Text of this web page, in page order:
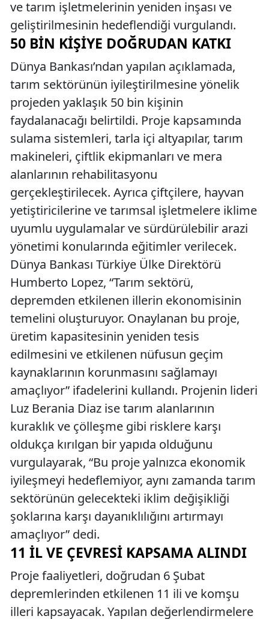
ve tarım işletmelerinin yeniden inşası ve
geliştirilmesinin hedeflendiği vurgulandı.
50 BIN KIŞIYE DOĞRUDAN KATKI
Dünya Bankası’ndan yapılan açıklamada,
tarım sektörünün iyileştirilmesine yönelik
projeden yaklaşık 50 bin kişinin
faydalanacağı belirtildi. Proje kapsamında
sulama sistemleri, tarla içi altyapılar, tarım
makineleri, çiftlik ekipmanları ve mera
alanlarının rehabilitasyonu
gerçekleştirilecek. Ayrıca çiftçilere, hayvan
yetiştiricilerine ve tarımsal işletmelere iklime
uyumlu uygulamalar ve sürdürülebilir arazi
yönetimi konularında eğitimler verilecek.
Dünya Bankası Türkiye Ülke Direktörü
Humberto Lopez, “Tarım sektörü,
depremden etkilenen illerin ekonomisinin
temelini oluşturuyor. Onaylanan bu proje,
üretim kapasitesinin yeniden tesis
edilmesini ve etkilenen nüfusun geçim
kaynaklarının korunmasını sağlamayı
amaçlıyor” ifadelerini kullandı. Projenin lideri
Luz Berania Diaz ise tarım alanlarının
kuraklık ve çölleşme gibi risklere karşı
oldukça kırılgan bir yapıda olduğunu
vurgulayarak, “Bu proje yalnızca ekonomik
iyileşmeyi hedeflemiyor, aynı zamanda tarım
sektörünün gelecekteki iklim değişikliği
şoklarına karşı dayanıklılığını artırmayı
amaçlıyor” dedi.
11 İL VE ÇEVRESI KAPSAMA ALINDI
Proje faaliyetleri, doğrudan 6 Şubat
depremlerinden etkilenen 11 ili ve komşu
illeri kapsayacak. Yapılan değerlendirmelere